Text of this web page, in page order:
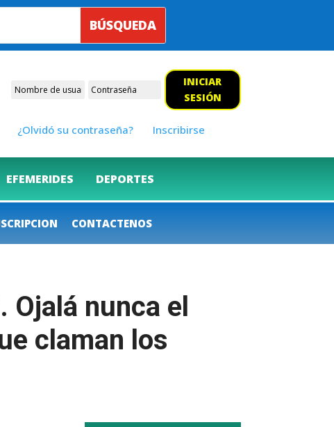
INICIAR
SESIÓN
¿Olvidó su contraseña? Inscribirse
EFEMERIDES DEPORTES
CONTACTENOS
nunca el
claman los